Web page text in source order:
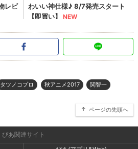
タツノコプロ 秋アニメ2017 関智一
ページの先頭へ
ぴあ関連サイト